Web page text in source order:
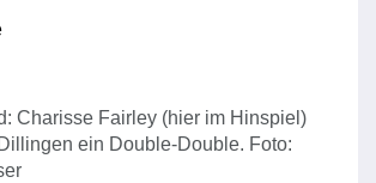
Charisse Fairley (hier im Hinspiel)
ein Double-Double. Foto: